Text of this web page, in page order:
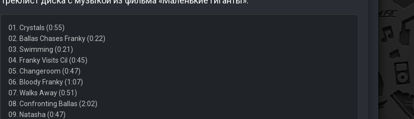
01. Crystals (0:55)
02. Ballas Chases Franky (0:22)
03. Swimming (0:21)
04. Franky Visits Cil (0:45)
05. Changeroom (0:47)
06. Bloody Franky (1:07)
07. Walks Away (0:51)
08. Confronting Ballas (2:02)
09. Natasha (0:47)